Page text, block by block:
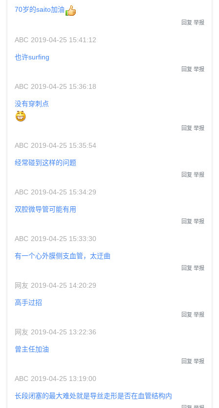
70岁的saito加油
回复 举报
ABC 2019-04-25 15:41:12
也许surfing
回复 举报
ABC 2019-04-25 15:36:18
没有穿刺点
回复 举报
ABC 2019-04-25 15:35:54
经常碰到这样的问题
回复 举报
ABC 2019-04-25 15:34:29
双腔微导管可能有用
回复 举报
ABC 2019-04-25 15:33:30
有一个心外膜侧支血管，太迂曲
回复 举报
网友 2019-04-25 14:20:29
高手过招
回复 举报
网友 2019-04-25 13:22:36
曾主任加油
回复 举报
ABC 2019-04-25 13:19:00
长段闭塞的最大难处就是导丝走形是否在血管结构内